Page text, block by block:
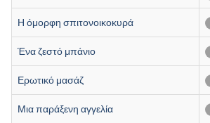
Η όμορφη σπιτονοικοκυρά
Ένα ζεστό μπάνιο
Ερωτικό μασάζ
Μια παράξενη αγγελία